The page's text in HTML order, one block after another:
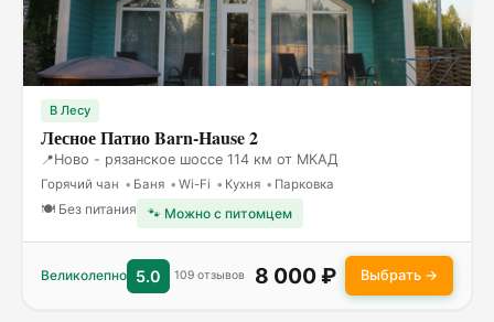
В Лесу
Лесное Патио Barn-Hause 2
Ново - рязанское шоссе 114 км от МКАД
Горячий чан Баня Wi-Fi Кухня Парковка
🍽 Без питания 🐾 Можно с питомцем
Великолепно 5.0 109 отзывов 8 000 ₽ Выбрать →